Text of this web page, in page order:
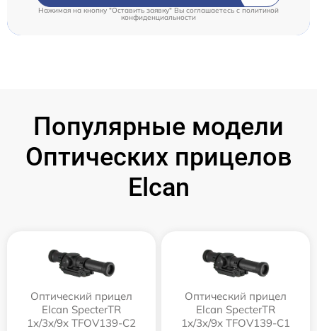
Нажимая на кнопку "Оставить заявку" Вы соглашаетесь c политикой
конфиденциальности
Популярные модели
Оптических прицелов
Elcan
Оптический прицел
Elcan SpecterTR
1x/3x/9x TFOV139-C2
Оптический прицел
Elcan SpecterTR
1x/3x/9x TFOV139-C1